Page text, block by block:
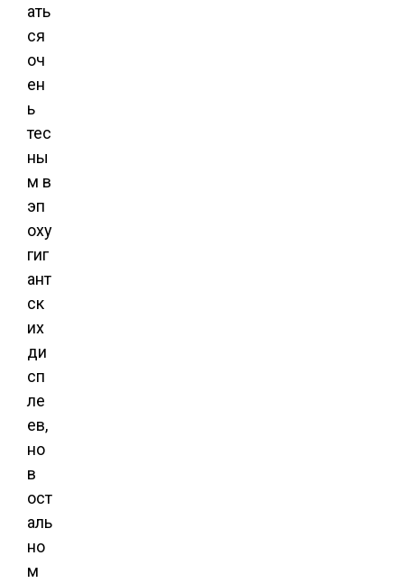
ать
ся
оч
ен
ь
тес
ны
м в
эп
оху
гиг
ант
ск
их
ди
сп
ле
ев,
но
в
ост
аль
но
м